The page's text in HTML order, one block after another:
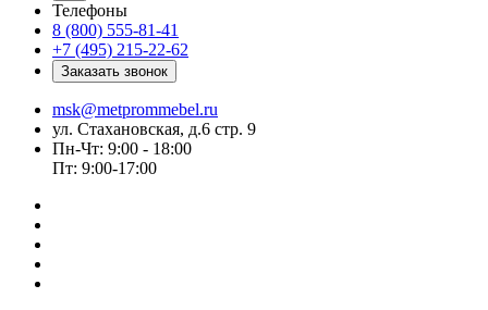
Телефоны
8 (800) 555-81-41
+7 (495) 215-22-62
Заказать звонок
msk@metprommebel.ru
ул. Стахановская, д.6 стр. 9
Пн-Чт: 9:00 - 18:00
Пт: 9:00-17:00